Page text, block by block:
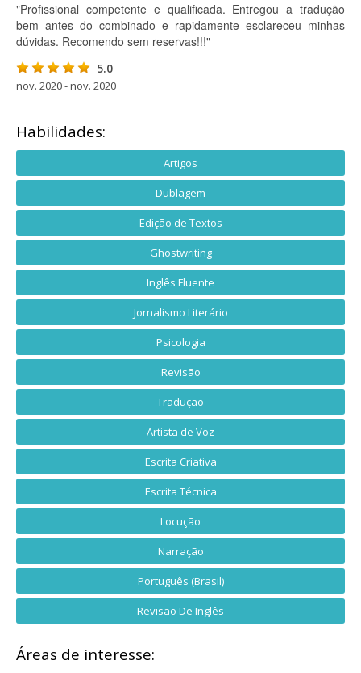
"Profissional competente e qualificada. Entregou a tradução
bem antes do combinado e rapidamente esclareceu minhas
dúvidas. Recomendo sem reservas!!!"
5.0
nov. 2020 - nov. 2020
Habilidades:
Artigos
Dublagem
Edição de Textos
Ghostwriting
Inglês Fluente
Jornalismo Literário
Psicologia
Revisão
Tradução
Artista de Voz
Escrita Criativa
Escrita Técnica
Locução
Narração
Português (Brasil)
Revisão De Inglês
Áreas de interesse: